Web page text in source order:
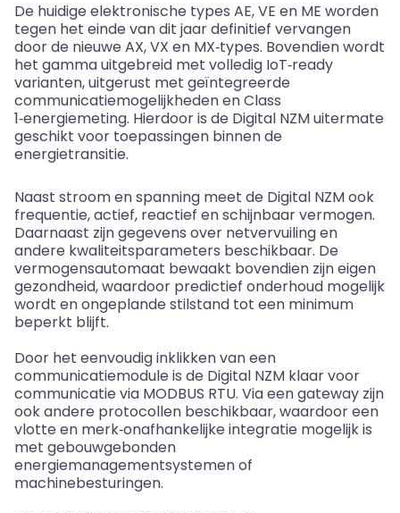
De huidige elektronische types AE, VE en ME worden
tegen het einde van dit jaar definitief vervangen
door de nieuwe AX, VX en MX‑types. Bovendien wordt
het gamma uitgebreid met volledig IoT‑ready
varianten, uitgerust met geïntegreerde
communicatiemogelijkheden en Class
1‑energiemeting. Hierdoor is de Digital NZM uitermate
geschikt voor toepassingen binnen de
energietransitie.
Naast stroom en spanning meet de Digital NZM ook
frequentie, actief, reactief en schijnbaar vermogen.
Daarnaast zijn gegevens over netvervuiling en
andere kwaliteitsparameters beschikbaar. De
vermogensautomaat bewaakt bovendien zijn eigen
gezondheid, waardoor predictief onderhoud mogelijk
wordt en ongeplande stilstand tot een minimum
beperkt blijft.
Door het eenvoudiginklikkenvan een
communicatiemodule is de Digital NZM klaar voor
communicatie via MODBUS RTU. Via een gateway zijn
ook andere protocollen beschikbaar, waardoor een
vlotte en merk‑onafhankelijke integratie mogelijk is
met gebouwgebonden
energiemanagementsystemen of
machinebesturingen.